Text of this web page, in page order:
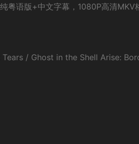
粤语版+中文字幕，1080P高清MKV
Tears / Ghost in the Shell Arise: